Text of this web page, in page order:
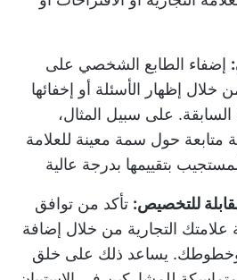
إضفاء الطابع الشخصي على
خلال إظهار الأسئلة أو إخفائها
السابقة. على سبيل المثال،
متابعة حول سمة معينة للعلامة
بتقييمها بدرجة عالية
للتخصيص: تأكد من توافق
علامتك التجارية من خلال إضافة
وخطوطك. يساعد ذلك على خلق